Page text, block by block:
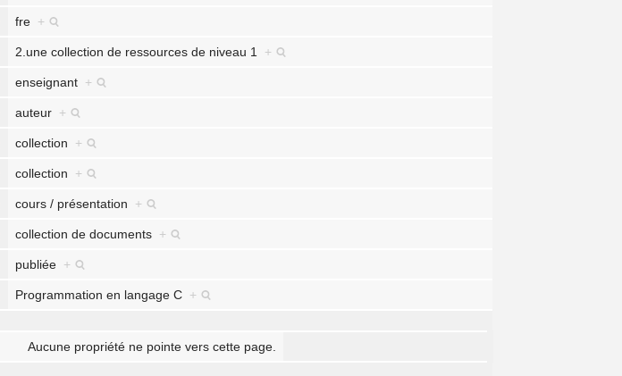
fre +
2.une collection de ressources de niveau 1 +
enseignant +
auteur +
collection +
collection +
cours / présentation +
collection de documents +
publiée +
Programmation en langage C +
Aucune propriété ne pointe vers cette page.